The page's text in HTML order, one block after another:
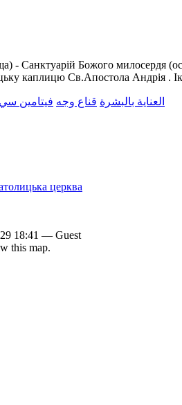
- Санктуарій Божого милосердя
каплицю Св.Апостола Андрія .
العناية بالبشرة قناع وجه فيتامين سي
церква
18:41 — Guest
this map.